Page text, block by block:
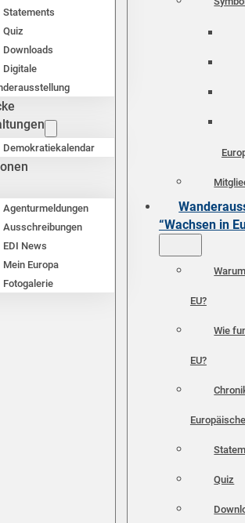
Statements
Quiz
Downloads
Digitale
Demokratiekalendar
Agenturmeldungen
Ausschreibungen
EDI News
Mein Europa
Fotogalerie
“Wachsen in
EU?
Wie
EU?
Quiz